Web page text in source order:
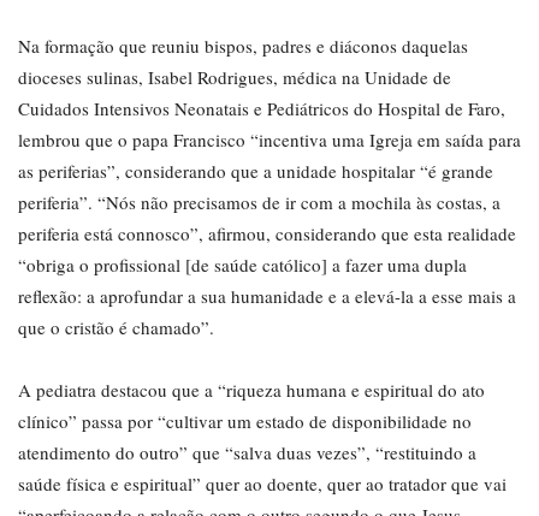
Na formação que reuniu bispos, padres e diáconos daquelas
dioceses sulinas, Isabel Rodrigues, médica na Unidade de
Cuidados Intensivos Neonatais e Pediátricos do Hospital de Faro,
lembrou que o papa Francisco “incentiva uma Igreja em saída para
as periferias”, considerando que a unidade hospitalar “é grande
periferia”. “Nós não precisamos de ir com a mochila às costas, a
periferia está connosco”, afirmou, considerando que esta realidade
“obriga o profissional [de saúde católico] a fazer uma dupla
reflexão: a aprofundar a sua humanidade e a elevá-la a esse mais a
que o cristão é chamado”.
A pediatra destacou que a “riqueza humana e espiritual do ato
clínico” passa por “cultivar um estado de disponibilidade no
atendimento do outro” que “salva duas vezes”, “restituindo a
saúde física e espiritual” quer ao doente, quer ao tratador que vai